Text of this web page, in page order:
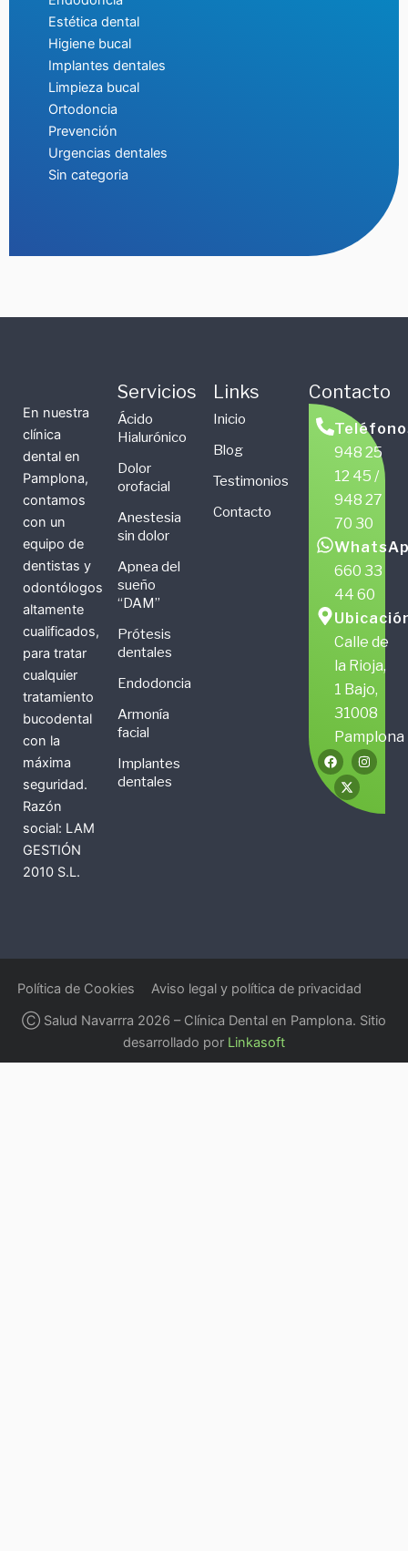
Estética dental
Higiene bucal
Implantes dentales
Limpieza bucal
Ortodoncia
Prevención
Urgencias dentales
Sin categoria
En nuestra
clínica
dental en
Pamplona,
contamos
con un
equipo de
dentistas y
odontólogos
altamente
cualificados,
para tratar
cualquier
tratamiento
bucodental
con la
máxima
seguridad.
Razón
social: LAM
GESTIÓN
2010 S.L.
Servicios
Ácido
Hialurónico
Dolor
orofacial
Anestesia
sin dolor
Apnea del
sueño
“DAM”
Prótesis
dentales
Endodoncia
Armonía
facial
Implantes
dentales
Links
Inicio
Blog
Testimonios
Contacto
Contacto
948 25
12 45 /
948 27
70 30
660 33
44 60
Calle de
la Rioja,
1 Bajo,
31008
Pamplona
F
a
c
e
I
n
s
g
X
t
w
i
Ⓒ Salud Navarrra 2026 – Clínica Dental en Pamplona. Sitio
desarrollado por Linkasoft
Política de Cookies Aviso legal y política de privacidad